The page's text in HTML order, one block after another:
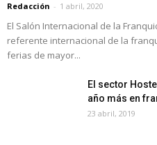
Redacción - 1 abril, 2020
El Salón Internacional de la
referente internacional de la
ferias de mayor...
El sector
año más en
23 abril, 2019